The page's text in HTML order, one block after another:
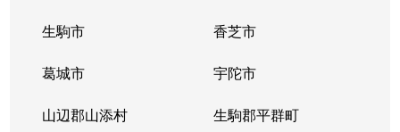
生駒市 香芝市
葛城市 宇陀市
山辺郡山添村 生駒郡平群町